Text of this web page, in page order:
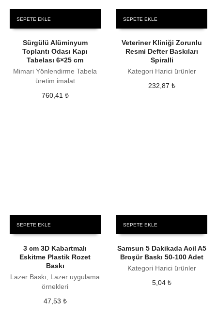
SEPETE EKLE
Sürgülü Alüminyum
Toplantı Odası Kapı
Tabelası 6×25 cm
Mimari Yönlendirme Tabela
üretim imalat
760,41 ₺
SEPETE EKLE
Veteriner Kliniği Zorunlu
Resmi Defter Baskıları
Spiralli
Kategori Harici ürünler
232,87₺
SEPETE EKLE
3 cm 3D Kabartmalı
Eskitme Plastik Rozet
Baskı
Lazer Baskı, Lazer uygulama
örnekleri
47,53 ₺
SEPETE EKLE
Samsun 5 Dakikada Acil A5
Broşür Baskı 50-100 Adet
Kategori Harici ürünler
5,04₺